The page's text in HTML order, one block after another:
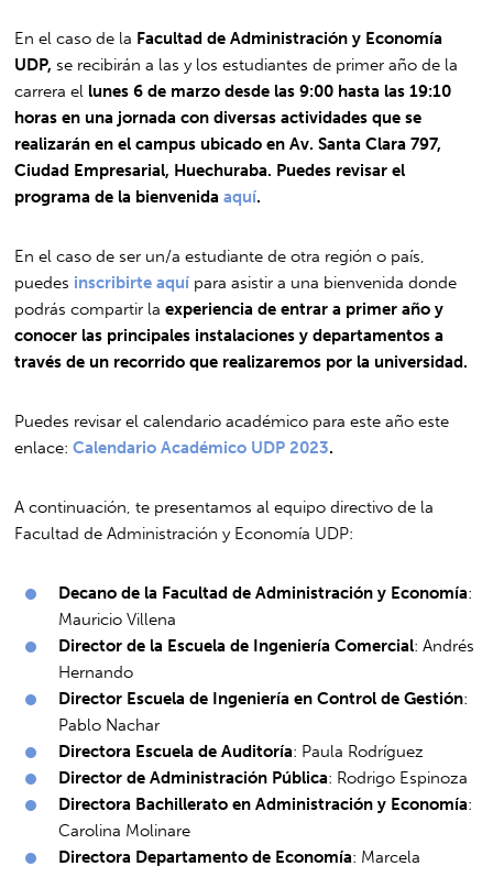
En el caso de la Facultad de Administración y Economía
UDP, se recibirán a las y los estudiantes de primer año de la
carrera el lunes 6 de marzo desde las 9:00 hasta las 19:10
horas en una jornada con diversas actividades que se
realizarán en el campus ubicado en Av. Santa Clara 797,
Ciudad Empresarial, Huechuraba. Puedes revisar el
programa de la bienvenidaaquí.
En el caso de ser un/a estudiante de otra región o país,
puedes inscribirte aquí para asistir a una bienvenida donde
podrás compartir laexperiencia de entrar a primer año y
conocer las principales instalaciones y departamentos a
través de un recorrido que realizaremos por la universidad.
Puedes revisar el calendario académico para este año este
enlace: Calendario Académico UDP 2023.
A continuación, te presentamos al equipo directivo de la
Facultad de Administración y Economía UDP:
Decano de la Facultad de Administración y Economía:
Mauricio Villena
Director de la Escuela de Ingeniería Comercial: Andrés
Hernando
Director Escuela de Ingeniería en Control de Gestión:
Pablo Nachar
Directora Escuela de Auditoría: Paula Rodríguez
Director de Administración Pública: Rodrigo Espinoza
Directora Bachillerato en Administración y Economía:
Carolina Molinare
Directora Departamento de Economía: Marcela